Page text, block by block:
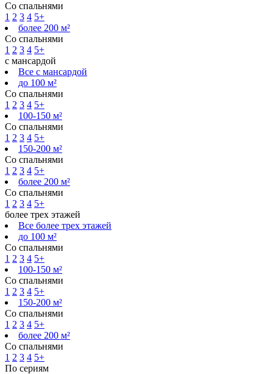
Со спальнями
1 2 3 4 5+
более 200 м²
Со спальнями
1 2 3 4 5+
с мансардой
Все с мансардой
до 100 м²
Со спальнями
1 2 3 4 5+
100-150 м²
Со спальнями
1 2 3 4 5+
150-200 м²
Со спальнями
1 2 3 4 5+
более 200 м²
Со спальнями
1 2 3 4 5+
более трех этажей
Все более трех этажей
до 100 м²
Со спальнями
1 2 3 4 5+
100-150 м²
Со спальнями
1 2 3 4 5+
150-200 м²
Со спальнями
1 2 3 4 5+
более 200 м²
Со спальнями
1 2 3 4 5+
По сериям